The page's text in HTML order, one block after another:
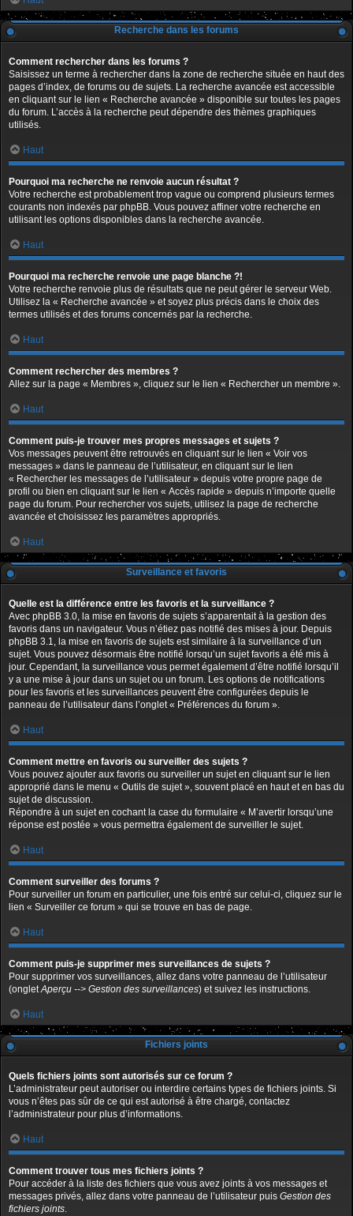
Recherche dans les forums
Comment rechercher dans les forums ?
Saisissez un terme à rechercher dans la zone de recherche située en haut des
pages d’index, de forums ou de sujets. La recherche avancée est accessible
en cliquant sur le lien « Recherche avancée » disponible sur toutes les pages
du forum. L’accès à la recherche peut dépendre des thèmes graphiques
utilisés.
Haut
Pourquoi ma recherche ne renvoie aucun résultat ?
Votre recherche est probablement trop vague ou comprend plusieurs termes
courants non indexés par phpBB. Vous pouvez affiner votre recherche en
utilisant les options disponibles dans la recherche avancée.
Haut
Pourquoi ma recherche renvoie une page blanche ?!
Votre recherche renvoie plus de résultats que ne peut gérer le serveur Web.
Utilisez la « Recherche avancée » et soyez plus précis dans le choix des
termes utilisés et des forums concernés par la recherche.
Haut
Comment rechercher des membres ?
Allez sur la page « Membres », cliquez sur le lien « Rechercher un membre ».
Haut
Comment puis-je trouver mes propres messages et sujets ?
Vos messages peuvent être retrouvés en cliquant sur le lien « Voir vos
messages » dans le panneau de l’utilisateur, en cliquant sur le lien
« Rechercher les messages de l’utilisateur » depuis votre propre page de
profil ou bien en cliquant sur le lien « Accès rapide » depuis n’importe quelle
page du forum. Pour rechercher vos sujets, utilisez la page de recherche
avancée et choisissez les paramètres appropriés.
Haut
Surveillance et favoris
Quelle est la différence entre les favoris et la surveillance ?
Avec phpBB 3.0, la mise en favoris de sujets s’apparentait à la gestion des
favoris dans un navigateur. Vous n’étiez pas notifié des mises à jour. Depuis
phpBB 3.1, la mise en favoris de sujets est similaire à la surveillance d’un
sujet. Vous pouvez désormais être notifié lorsqu’un sujet favoris a été mis à
jour. Cependant, la surveillance vous permet également d’être notifié lorsqu’il
y a une mise à jour dans un sujet ou un forum. Les options de notifications
pour les favoris et les surveillances peuvent être configurées depuis le
panneau de l’utilisateur dans l’onglet « Préférences du forum ».
Haut
Comment mettre en favoris ou surveiller des sujets ?
Vous pouvez ajouter aux favoris ou surveiller un sujet en cliquant sur le lien
approprié dans le menu « Outils de sujet », souvent placé en haut et en bas du
sujet de discussion.
Répondre à un sujet en cochant la case du formulaire « M’avertir lorsqu’une
réponse est postée » vous permettra également de surveiller le sujet.
Haut
Comment surveiller des forums ?
Pour surveiller un forum en particulier, une fois entré sur celui-ci, cliquez sur le
lien « Surveiller ce forum » qui se trouve en bas de page.
Haut
Comment puis-je supprimer mes surveillances de sujets ?
Pour supprimer vos surveillances, allez dans votre panneau de l’utilisateur
(ongletAperçu --> Gestion des surveillances) et suivez les instructions.
Haut
Fichiers joints
Quels fichiers joints sont autorisés sur ce forum ?
L’administrateur peut autoriser ou interdire certains types de fichiers joints. Si
vous n’êtes pas sûr de ce qui est autorisé à être chargé, contactez
l’administrateur pour plus d’informations.
Haut
Comment trouver tous mes fichiers joints ?
Pour accéder à la liste des fichiers que vous avez joints à vos messages et
messages privés, allez dans votre panneau de l’utilisateur puis Gestion des
fichiers joints.